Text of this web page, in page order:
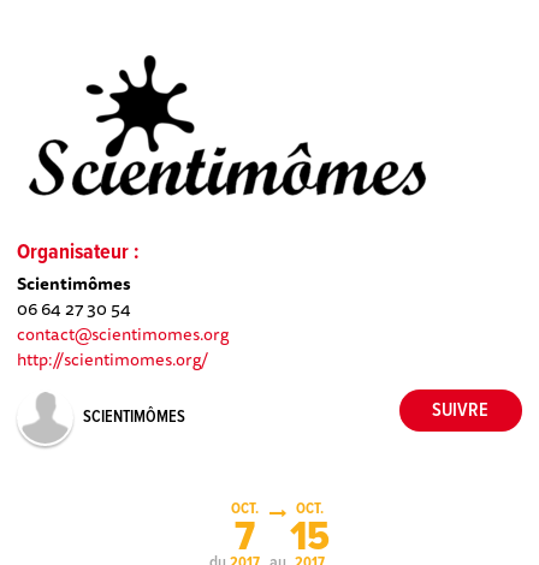
Organisateur :
Scientimômes
06 64 27 30 54
contact@scientimomes.org
http://scientimomes.org/
SCIENTIMÔMES
OCT.
7
OCT.
15